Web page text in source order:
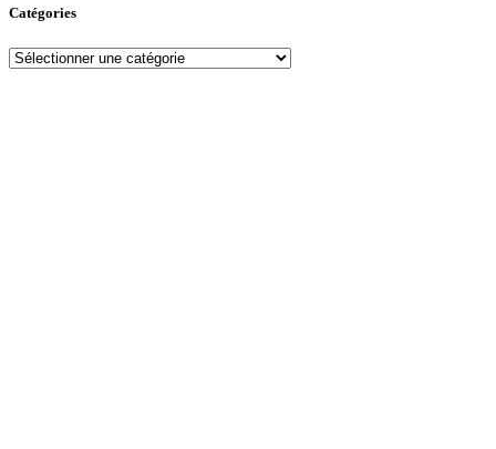
Catégories
Catégories